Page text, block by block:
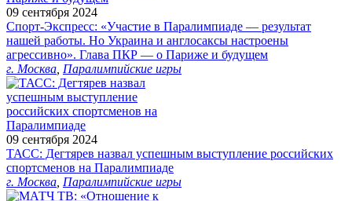
09 сентября 2024
Спорт-Экспресс: «Участие в Паралимпиаде — результат
нашей работы. Но Украина и англосаксы настроены
агрессивно». Глава ПКР — о Париже и будущем
г. Москва Паралимпийские игры
09 сентября 2024
ТАСС: Дегтярев назвал успешным выступление российских
спортсменов на Паралимпиаде
г. Москва Паралимпийские игры